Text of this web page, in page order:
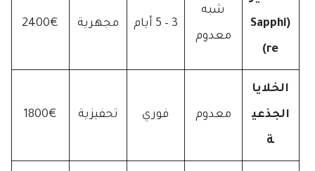
(Sapphi
re)
شبه
معدوم
3 – 5 أيام مجهرية 2400€
الخلايا
الجذعي
ة
معدوم فوري تحفيزية 1800€